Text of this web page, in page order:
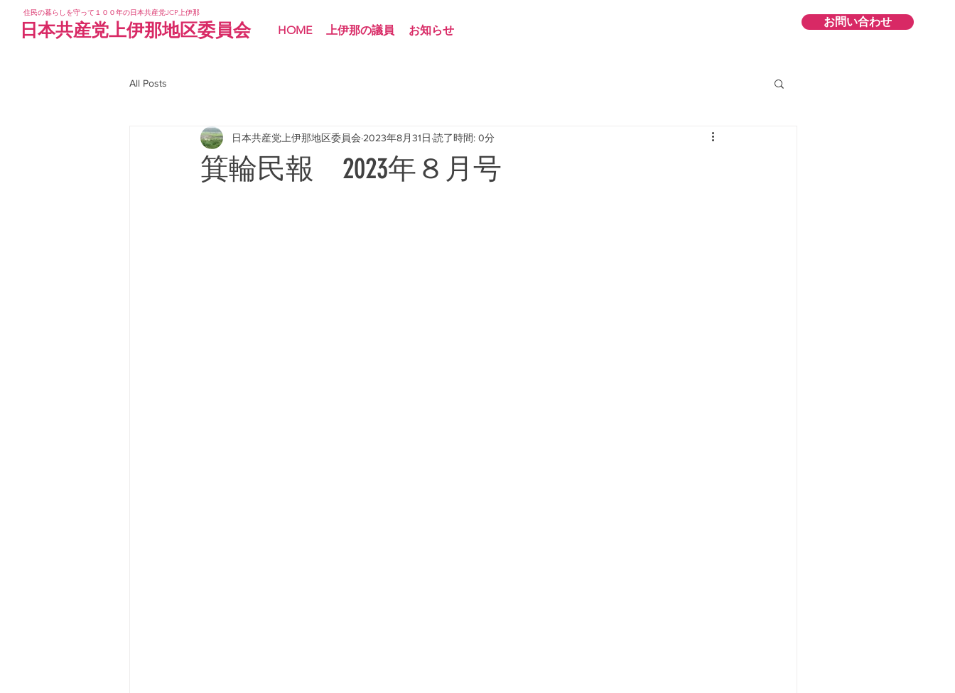
住民の暮らしを守って１００年の日本共産党JCP上伊那
HOME 上伊那の議員 お知らせ
日本共産党上伊那地区委員会 お問い合わせ
All Posts
箕輪民報 2023年８月号
日本共産党上伊那地区委員会 2023年8月31日 読了時間: 0分